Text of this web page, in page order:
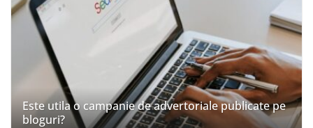
Este utila o campanie de advertoriale publicate pe
bloguri?